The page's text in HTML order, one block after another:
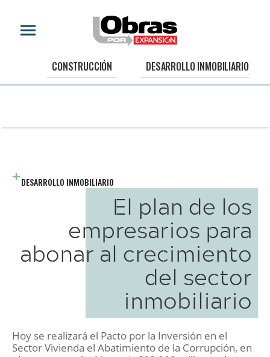
CONSTRUCCIÓN DESARROLLO INMOBILIARIO
DESARROLLO INMOBILIARIO
El plan de los
empresarios para
abonar al crecimiento
del sector
inmobiliario
Hoy se realizará el Pacto por la Inversión en el
Sector Vivienda el Abatimiento de la Corrupción, en